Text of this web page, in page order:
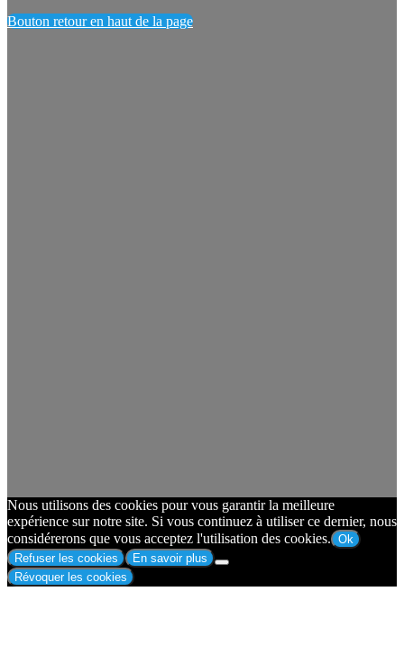
Bouton retour en haut de la page
Nous utilisons des cookies pour vous garantir la meilleure
expérience sur notre site. Si vous continuez à utiliser ce dernier, nous
considérerons que vous acceptez l'utilisation des cookies. Ok
Refuser les cookies
En savoir plus
Révoquer les cookies